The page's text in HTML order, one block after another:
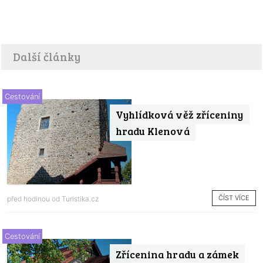
Další články
Vyhlídková věž zříceniny
hradu Klenová
Cestování
před hodinou od Turistika.cz ČÍST VÍCE
Zřícenina hradu a zámek
Cestování